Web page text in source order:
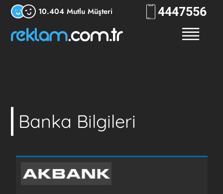
10.404 Mutlu Müşteri 444RKLM
Banka Bilgileri